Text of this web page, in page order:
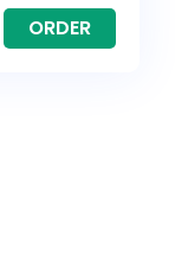
ORDER